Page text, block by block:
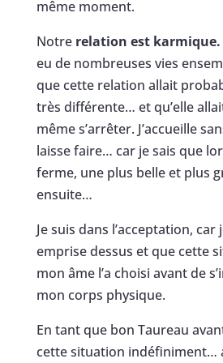
même moment.
Notre relation est karmique.
eu de nombreuses vies
que cette relation allait
très différente… et qu’elle
même s’arrêter. J’accueille
laisse faire… car je sais que
ferme, une plus belle et plus
ensuite…
Je suis dans l’acceptation, car
emprise dessus et que cette
mon âme l’a choisi avant de
mon corps physique.
En tant que bon Taureau
cette situation indéfiniment…